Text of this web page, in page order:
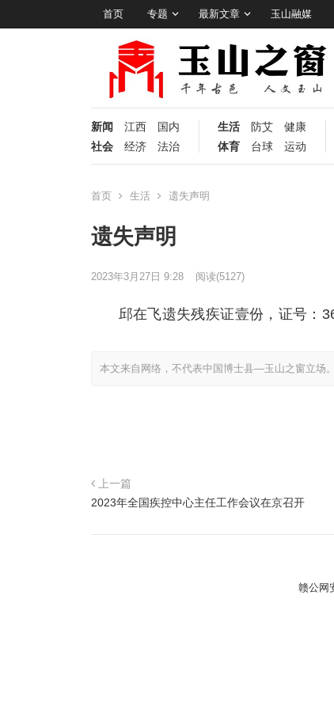
首页 专题 最新文章 玉山融媒
新闻 江西
国内
社会
经济 法治
生活 防艾
健康
体育
台球 运动
首页 生活 遗失声明
遗失声明
2023年3月27日 9:28 阅读(5127)
邱在飞遗失残疾证壹份，证号：
本文来自网络，不代表中国博士县—玉山之窗立场
上一篇
2023年全国疾控中心主任工作会议在京召开
赣公网